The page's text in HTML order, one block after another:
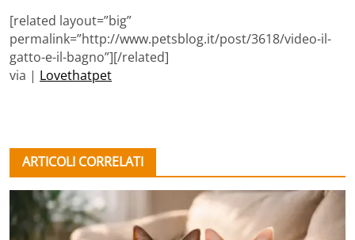
[related layout=”big”
permalink=”http://www.petsblog.it/post/3618/video-il-
gatto-e-il-bagno”][/related]
via | Lovethatpet
ARTICOLI CORRELATI